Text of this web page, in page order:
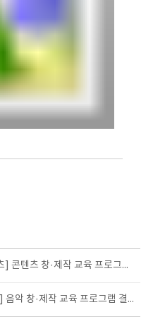
2025 [스토리X콘텐츠] 콘텐츠 창·제작 교육 프로그램 결과물 소개
2025 [라이징스타콘] 음악 창·제작 교육 프로그램 결과물 소개